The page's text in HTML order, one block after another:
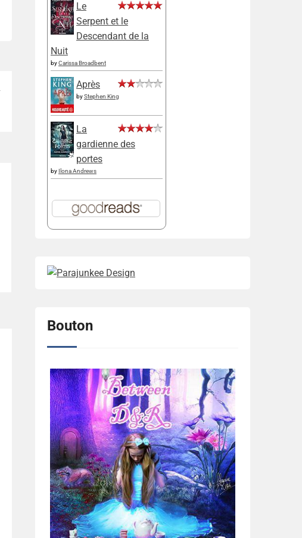
Le
Serpent et le
Descendant de la
Nuit
byCarissa Broadbent
Après
byStephen King
La
gardienne des
portes
by Ilona Andrews
Bouton